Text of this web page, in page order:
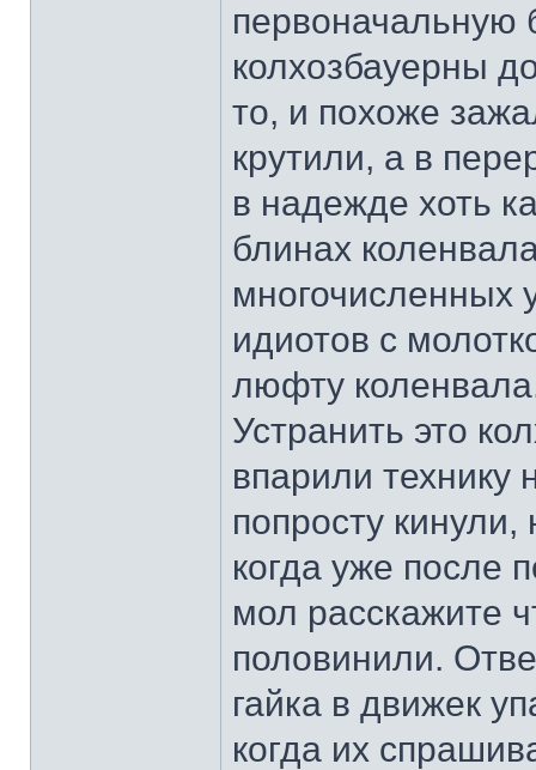
первоначальную
колхозбауерны
то, и похоже
крутили, а в
в надежде хоть
блинах
многочисленных
идиотов с
люфту
Устранить это
впарили технику
попросту
когда уже после
мол расскажите
половинили.
гайка в движек
когда их